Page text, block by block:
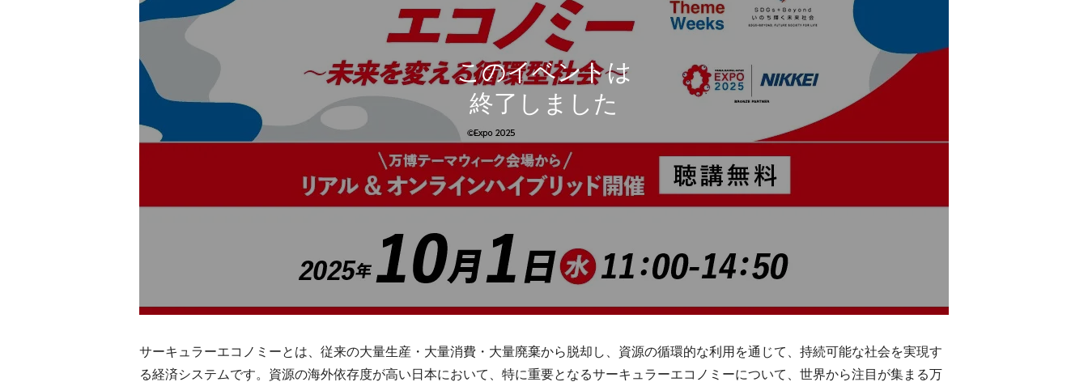
サーキュラーエコノミーとは、従来の大量生産・大量消費・大量廃棄から脱却し、資源の循環的な利用を通じて、持続可能な社会を実現す
る経済システムです。資源の海外依存度が高い日本において、特に重要となるサーキュラーエコノミーについて、世界から注目が集まる万